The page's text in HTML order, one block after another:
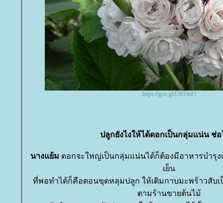
https://goo.gl/UKOnFi
ปลูกยังไงให้ได้ดอกเป็นกลุ่มแน่น ช่
นางแย้ม ดอกจะใหญ่เป็นกลุ่มแน่นได้ก็ต้องมีอาหารบำรุง
เย็น
ที่พอทำได้ก็คือตอนขุดหลุมปลูก ให้เติมกาบมะพร้าวสับเ
ตามร้านขายต้นไม้